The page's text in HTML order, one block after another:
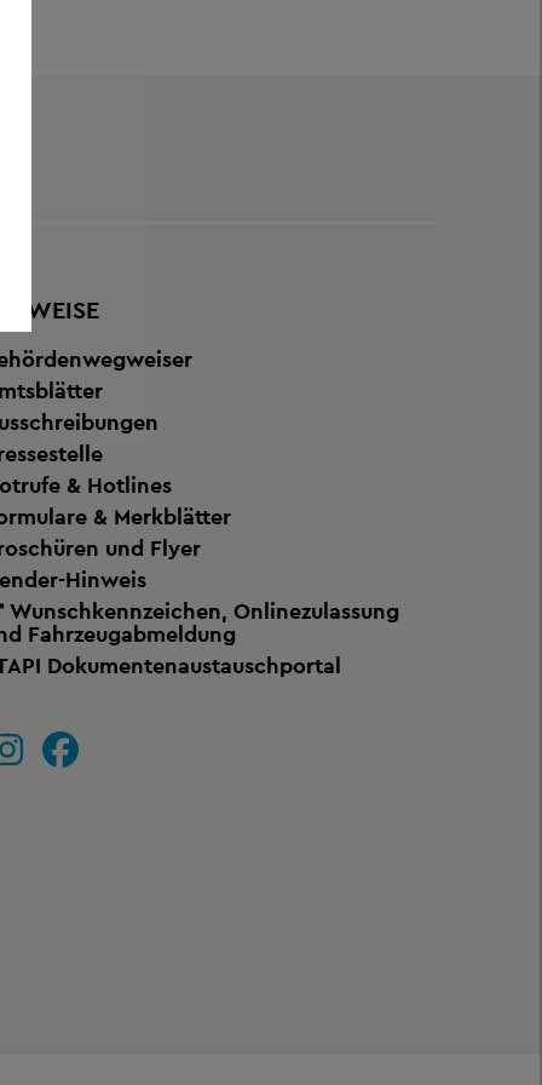
VERWEISE
& Hotlines
& Merkblätter
und Flyer
Hinweis
Wunschkennzeichen, Onlinezulassung
Fahrzeugabmeldung
Dokumentenaustauschportal